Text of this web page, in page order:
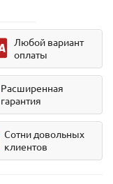
Любой вариант
оплаты
Расширенная
гарантия
Сотни довольных
клиентов